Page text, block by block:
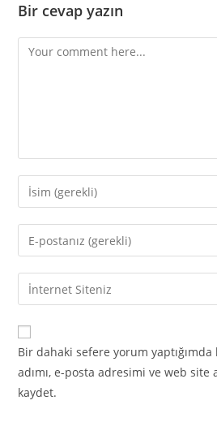
Bir cevap yazın
Comment
Enter
your
name
comment
Enter
your
email
address
comment
Enter
your
website
URL
Bir dahaki sefere yorum yaptığımda
adımı, e-posta adresimi ve web site
kaydet.